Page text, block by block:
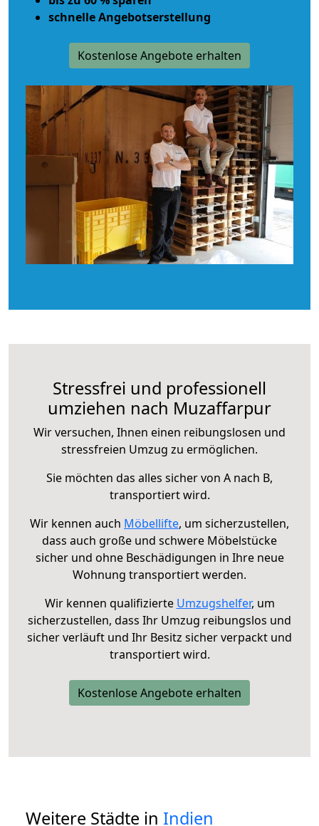
schnelle Angebotserstellung
Kostenlose Angebote erhalten
Stressfrei und professionell
umziehen nach Muzaffarpur
Wir versuchen, Ihnen einen reibungslosen und
stressfreien Umzug zu ermöglichen.
Sie möchten das alles sicher von A nach B,
transportiert wird.
Wir kennen auch Möbellifte, um sicherzustellen,
dass auch große und schwere Möbelstücke
sicher und ohne Beschädigungen in Ihre neue
Wohnung transportiert werden.
Wir kennen qualifizierte Umzugshelfer, um
sicherzustellen, dass Ihr Umzug reibungslos und
sicher verläuft und Ihr Besitz sicher verpackt und
transportiert wird.
Kostenlose Angebote erhalten
Weitere Städte in Indien